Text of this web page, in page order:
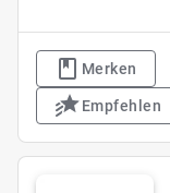
Merken
Empfehlen